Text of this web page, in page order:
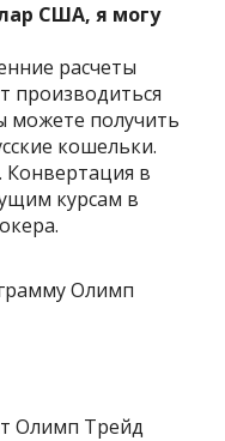
США, я могу
расчеты
производиться
можете получить
кошельки.
Конвертация в
курсам в
Олимп
Олимп Трейд